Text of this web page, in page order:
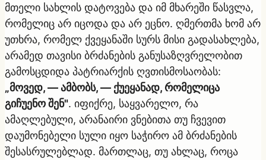
მთელი სახლის დატოვება და იმ მხარეში წასვლა,
რომელიც არ იცოდა და არ ეცნო. ღმერთმა ხომ არ
უთხრა, რომელ ქვეყანაში სურს მისი გადასახლება,
არამედ თავისი ბრძანების განუსაზღვრელობით
გამოსცდიდა პატრიარქის ღვთისმოსაობას:
„მოვედ, — ამბობს, — ქუეყანად, რომელიცა
გიჩუენო შენ". იფიქრე, საყვარელო, რა
ამაღლებული, არანაირი ვნებითა თუ ჩვევით
დაუმონებელი სული იყო საჭირო ამ ბრძანების
შესასრულებლად. მართლაც, თუ ახლაც, როცა